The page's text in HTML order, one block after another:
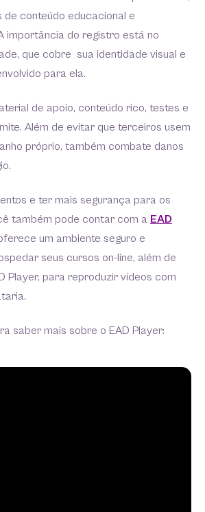
de conteúdo educacional e
importância do registro está no
que cobre sua identidade visual e
para ela.
de apoio, conteúdo rico, testes e
Além de evitar que terceiros usem
próprio, também combate danos
e ter mais segurança para os
também pode contar com a EAD
um ambiente seguro e
seus cursos on-line, além de
Player, para reproduzir vídeos com
saber mais sobre o EAD Player: